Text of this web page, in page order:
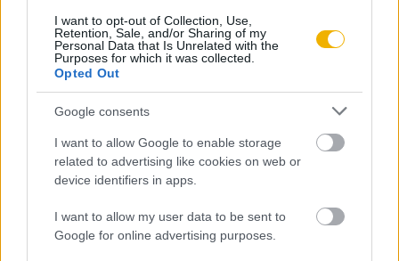
I want to opt-out of Collection, Use,
Retention, Sale, and/or Sharing of my
Personal Data that Is Unrelated with the
Purposes for which it was collected.
Opted Out
Google consents
I want to allow Google to enable storage
related to advertising like cookies on web or
device identifiers in apps.
I want to allow my user data to be sent to
Google for online advertising purposes.
Ismerje meg
A szerző cikkei
Tananyag
Magyar történelem
Magyarország a két világháború között